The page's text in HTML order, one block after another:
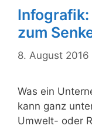
zum
8. August 2016
Was ein
kann ganz
Umwelt- oder